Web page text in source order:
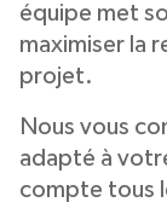
équipe met
maximiser la
projet.
Nous vous
adapté à
compte tous